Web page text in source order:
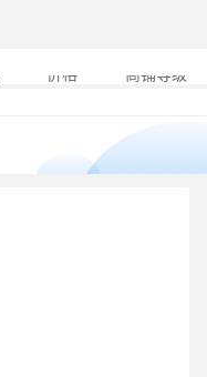
价格 商铺等级